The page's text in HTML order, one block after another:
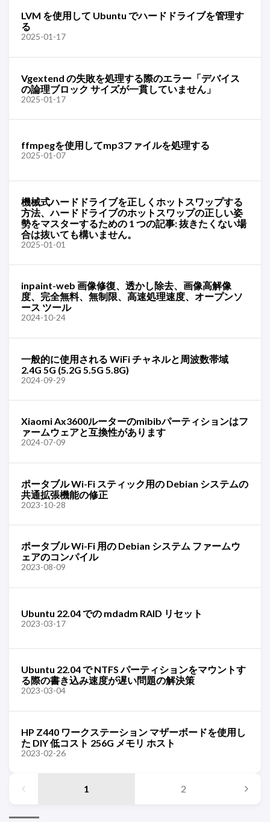
LVM を使用して Ubuntu でハードドライブを管理す
る
2025-01-17
Vgextend の失敗を処理する際のエラー「デバイス
の論理ブロック サイズが一貫していません」
2025-01-17
ffmpegを使用してmp3ファイルを処理する
2025-01-07
機械式ハードドライブを正しくホットスワップする
方法、ハードドライブのホットスワップの正しい姿
勢をマスターするための 1 つの記事: 抜きたくない場
合は抜いても構いません。
2025-01-01
inpaint-web 画像修復、透かし除去、画像高解像
度、完全無料、無制限、高速処理速度、オープンソ
ース ツール
2024-10-24
一般的に使用される WiFi チャネルと周波数帯域
2.4G 5G (5.2G 5.5G 5.8G)
2024-09-29
Xiaomi Ax3600ルーターのmibibパーティションはフ
ァームウェアと互換性があります
2024-07-09
ポータブル Wi-Fi スティック用の Debian システムの
共通拡張機能の修正
2023-10-28
ポータブル Wi-Fi 用の Debian システム ファームウ
ェアのコンパイル
2023-08-09
Ubuntu 22.04 での mdadm RAID リセット
2023-03-17
Ubuntu 22.04 で NTFS パーティションをマウントす
る際の書き込み速度が遅い問題の解決策
2023-03-04
HP Z440 ワークステーション マザーボードを使用し
た DIY 低コスト 256G メモリ ホスト
2023-02-26
1 2